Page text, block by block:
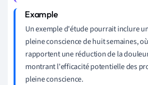
Un exemple d'étude pourrait inclure
pleine conscience de huit semaines,
rapportent une réduction de la
montrant l'efficacité potentielle des
pleine conscience.